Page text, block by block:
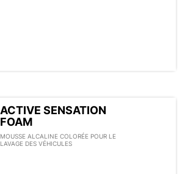
ACTIVE SENSATION
FOAM
MOUSSE ALCALINE COLORÉE POUR LE
LAVAGE DES VÉHICULES